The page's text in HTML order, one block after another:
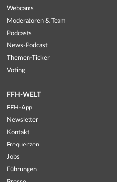
Webcams
Moderatoren & Team
Podcasts
News-Podcast
Themen-Ticker
Voting
FFH-WELT
FFH-App
Newsletter
Kontakt
Frequenzen
Jobs
Führungen